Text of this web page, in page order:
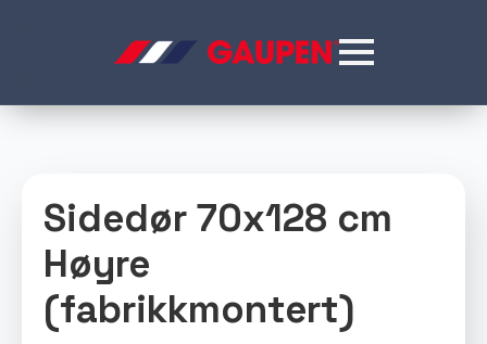
Sidedør 70x128 cm
Høyre
(fabrikkmontert)